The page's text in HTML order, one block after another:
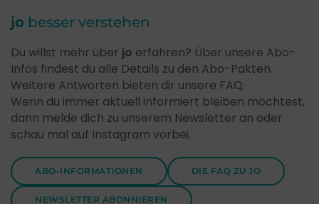
jo besser verstehen
Du willst mehr über jo erfahren? Über unsere Abo-
Infos findest du alle Details zu den Abo-Pakten.
Weitere Antworten bieten dir unsere FAQ.
Wenn du immer aktuell informiert bleiben möchtest,
dann melde dich zu unserem Newsletter an oder
schau mal auf Instagram vorbei.
ABO-INFORMATIONEN DIE FAQ ZU JO
NEWSLETTER ABONNIEREN